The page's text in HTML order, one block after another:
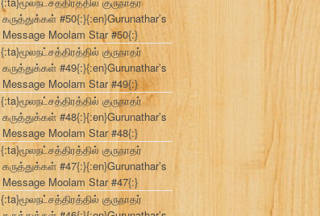
கருத்துக்கள் #50{:}{:en}Gurunathar’s
Message Moolam Star #50{:}
{:ta}மூலநட்சத்திரத்தில் குருநாதர்
கருத்துக்கள் #49{:}{:en}Gurunathar’s
Message Moolam Star #49{:}
{:ta}மூலநட்சத்திரத்தில் குருநாதர்
கருத்துக்கள் #48{:}{:en}Gurunathar’s
Message Moolam Star #48{:}
{:ta}மூலநட்சத்திரத்தில் குருநாதர்
கருத்துக்கள் #47{:}{:en}Gurunathar’s
Message Moolam Star #47{:}
{:ta}மூலநட்சத்திரத்தில் குருநாதர்